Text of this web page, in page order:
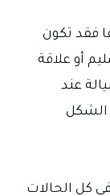
فقد تكون
أو علاقة
عند
الشكل
كل الحالات